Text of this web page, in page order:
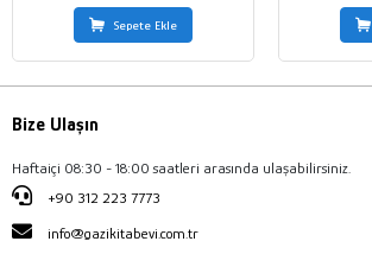
Sepete Ekle
Bize Ulaşın
Haftaiçi 08:30 - 18:00 saatleri arasında ulaşabilirsiniz.
+90 312 223 7773
info@gazikitabevi.com.tr